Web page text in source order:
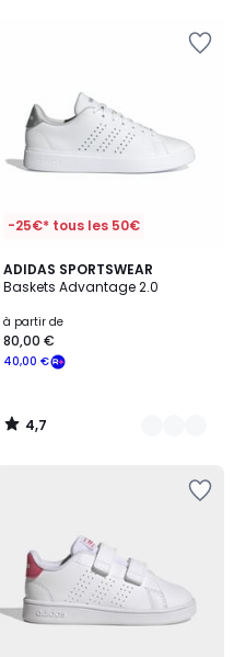
-25€* tous les 50€
ADIDAS SPORTSWEAR
Baskets Advantage 2.0
à partir de
40,00 €
80,00 €
4,7
/ 5
4
Couleurs
4,7
/